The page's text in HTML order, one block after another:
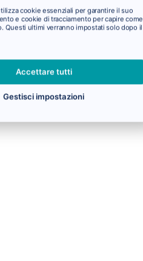
cookie essenziali per garantire il suo
e cookie di tracciamento per capire come
Questi ultimi verranno impostati solo dopo il
Accettare tutti
Gestisci impostazioni